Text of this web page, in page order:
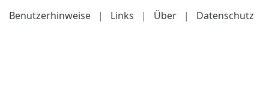
Benutzerhinweise
| Links | Über | Datenschutz